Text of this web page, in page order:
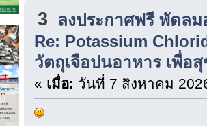
3
ลงประกาศฟรี พัดล
Re: Potassium
วัตถุเจือปนอาหาร เพื่อ
« เมื่อ: วันที่ 7 สิงหาคม